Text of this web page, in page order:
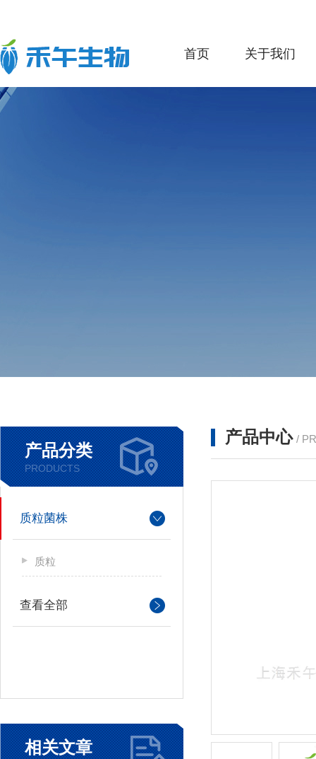
首页 关于我们
产品分类
PRODUCTS
质粒菌株
质粒
查看全部
相关文章
产品中心 /